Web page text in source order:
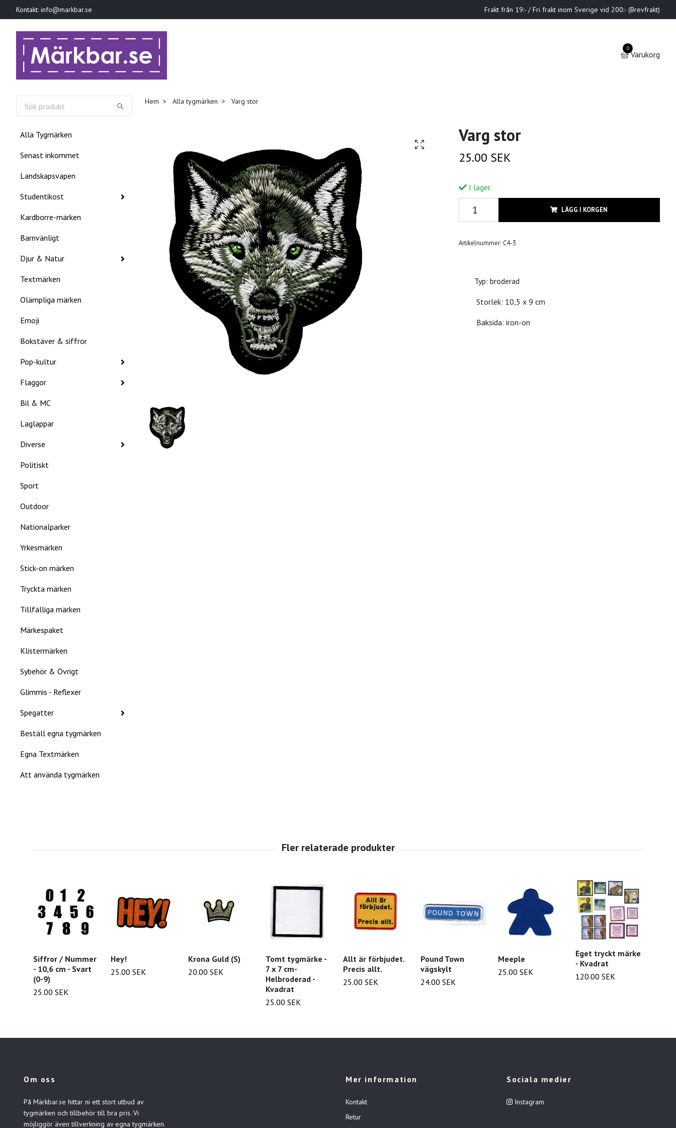
Kontakt: info@markbar.se Frakt från 19:- / Fri frakt inom Sverige vid 200:- (Brevfrakt)
0
Varukorg
Alla Tygmärken
Senast inkommet
Landskapsvapen
Studentikost
Kardborre-märken
Barnvänligt
Djur & Natur
Textmärken
Olämpliga märken
Emoji
Bokstäver & siffror
Pop-kultur
Flaggor
Bil & MC
Laglappar
Diverse
Politiskt
Sport
Outdoor
Nationalparker
Yrkesmärken
Stick-on märken
Tryckta märken
Tillfälliga märken
Märkespaket
Klistermärken
Sybehör & Övrigt
Glimmis - Reflexer
Spegatter
Beställ egna tygmärken
Egna Textmärken
Att använda tygmärken
Hem Alla tygmärken Varg stor
Varg stor
25.00 SEK
I lager.
LÄGG I KORGEN
Artikelnummer: C4-3
Typ: broderad
Storlek: 10,5 x 9 cm
Baksida: iron-on
Siffror / Nummer
- 10,6 cm - Svart
(0-9)
25.00 SEK
Hey!
25.00 SEK
Krona Guld (S)
20.00 SEK
Tomt tygmärke -
7 x 7 cm-
Helbroderad -
Kvadrat
25.00 SEK
Allt är förbjudet.
Precis allt.
25.00 SEK
Pound Town
vägskylt
24.00 SEK
Meeple
25.00 SEK
Eget tryckt märke
- Kvadrat
120.00 SEK
Om oss
På Märkbar.se hittar ni ett stort utbud av
tygmärken och tillbehör till bra pris. Vi
möjliggör även tillverkning av egna tygmärken.
Mer information
Kontakt
Retur
Sociala medier
Instagram